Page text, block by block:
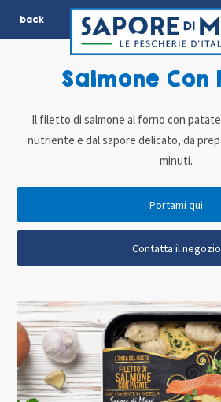
back
Salmone Con
Il filetto di salmone al forno con
nutriente e dal sapore delicato, da
minuti.
Portami qui
Contatta il negozio